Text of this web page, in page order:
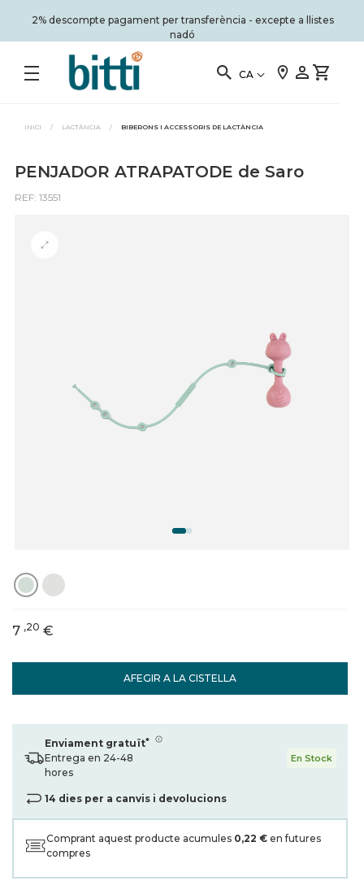
2% descompte pagament per transferència - excepte a llistes
nadó
CA
INICI / LACTÀNCIA / BIBERONS I ACCESSORIS DE LACTÀNCIA
PENJADOR ATRAPATODE de Saro
REF: 13551
AFEGIR A LA CISTELLA
7 ,20 €
Enviament gratuït*
Entrega en 24-48
hores
En Stock
14 dies per a canvis i devolucions
Comprant aquest producte acumules 0,22 € en futures
compres